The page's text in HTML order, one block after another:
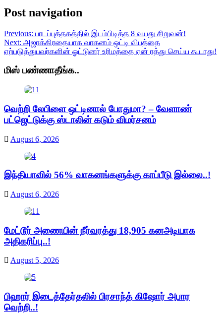
Post navigation
Previous: பாடப்புத்தகத்தில் இடம்பிடித்த 8 வயது சிறுவன்!
Next: அஜாக்கிரதையாக வாகனம் ஒட்டி விபத்தை
ஏற்படுத்துபவர்களின் ஓட்டுனர் உரிமத்தை ஏன் ரத்து செய்ய கூடாது!
மிஸ் பண்ணாதீங்க..
வெற்றி லேபிளை ஒட்டினால் போதுமா? – வேளாண்
பட்ஜெட்டுக்கு ஸ்டாலின் கடும் விமர்சனம்
August 6, 2026
இந்தியாவில் 56% வாகனங்களுக்கு காப்பீடு இல்லை..!
August 6, 2026
மேட்டூர் அணையின் நீர்வரத்து 18,905 கனஅடியாக
அதிகரிப்பு..!
August 5, 2026
பிஹார் இடைத்தேர்தலில் பிரசாந்த் கிஷோர் அபார
வெற்றி..!